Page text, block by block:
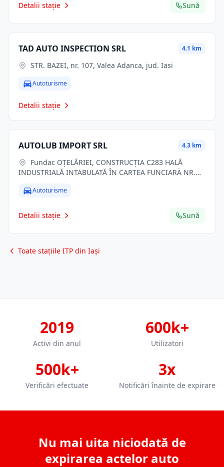
Detalii stație Sună
TAD AUTO INSPECTION SRL 4.1 km
STR. BAZEI, nr. 107, Valea Adanca, jud. Iasi
Autoturisme
Detalii stație
AUTOLUB IMPORT SRL 4.3 km
INDUSTRIALĂ INTABULATĂ ÎN CARTEA FUNCIARÄ NR.
Iasi Autoturisme
Detalii stație Sună
Toate stațiile ITP din Iași
2019
Activi din anul
600k+
Utilizatori
500k+
Verificări efectuate
3x
Notificări înainte de expirare
Nu mai uita niciodată de
expirarea actelor auto